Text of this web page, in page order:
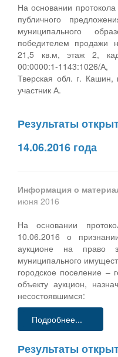
На основании
публичного
муниципального
победителем продажи
21,5 кв.м, этаж 2,
00:0000:1-1143:1026/
Тверская обл. г. Кашин,
участник А.
Результаты
14.06.2016 года
Информация о
июня 2016
На основании
10.06.2016 о
аукционе на право
муниципального
городское поселение –
объекту аукцион,
несостоявшимся:
Подробнее...
Результаты